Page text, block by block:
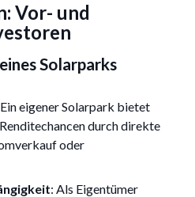
Vor- und
Solarparks
eigener Solarpark bietet
durch direkte
oder
: Als Eigentümer